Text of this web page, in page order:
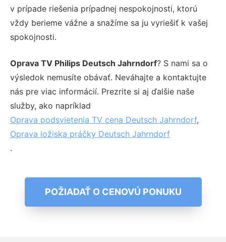
v prípade riešenia prípadnej nespokojnosti, ktorú
vždy berieme vážne a snažíme sa ju vyriešiť k vašej
spokojnosti.
Oprava TV Philips Deutsch Jahrndorf? S nami sa o
výsledok nemusíte obávať. Neváhajte a kontaktujte
nás pre viac informácií. Prezrite si aj ďalšie naše
služby, ako napríklad
Oprava podsvietenia TV cena Deutsch Jahrndorf,
Oprava ložiska práčky Deutsch Jahrndorf
.
POŽIADAŤ O CENOVÚ PONUKU